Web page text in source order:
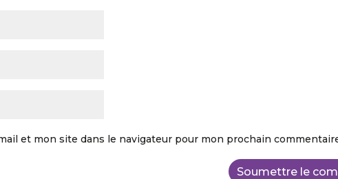
et mon site dans le navigateur pour mon prochain
Soumettre le